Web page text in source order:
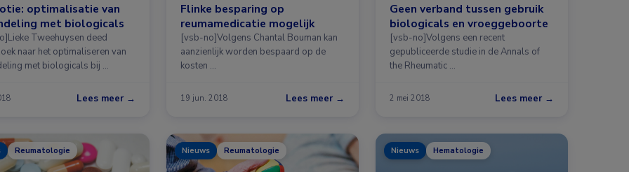
optimalisatie van
met biologicals
Tweehuysen deed
naar het optimaliseren van
met biologicals bij …
Lees meer →
Flinke besparing op
reumamedicatie mogelijk
[vsb-no]Volgens Chantal Bouman kan
aanzienlijk worden bespaard op de
kosten …
19 jun. 2018 Lees meer →
Geen verband tussen gebruik
biologicals en vroeggeboorte
[vsb-no]Volgens een recent
gepubliceerde studie in de Annals of
the Rheumatic …
2 mei 2018 Lees meer →
Reumatologie Nieuws Reumatologie Nieuws Hematologie